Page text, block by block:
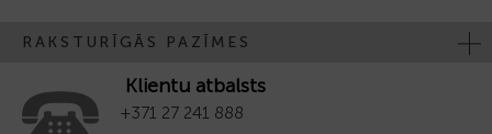
RAKSTURĪGĀS PAZĪMES
Klientu atbalsts
+371 27 241 888